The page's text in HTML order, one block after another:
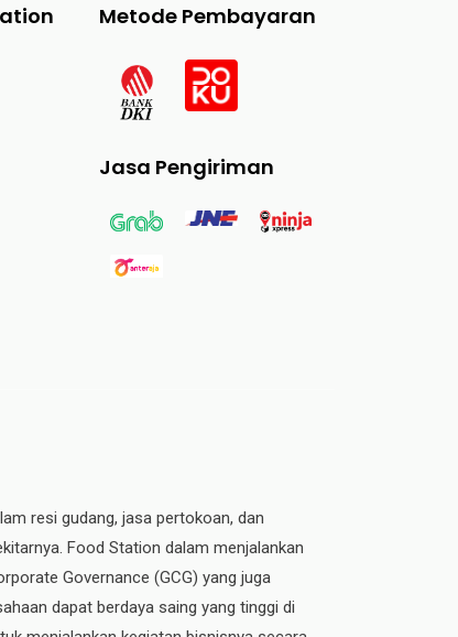
Metode Pembayaran
Jasa Pengiriman
resi gudang, jasa pertokoan, dan
Food Station dalam menjalankan
Governance (GCG) yang juga
dapat berdaya saing yang tinggi di